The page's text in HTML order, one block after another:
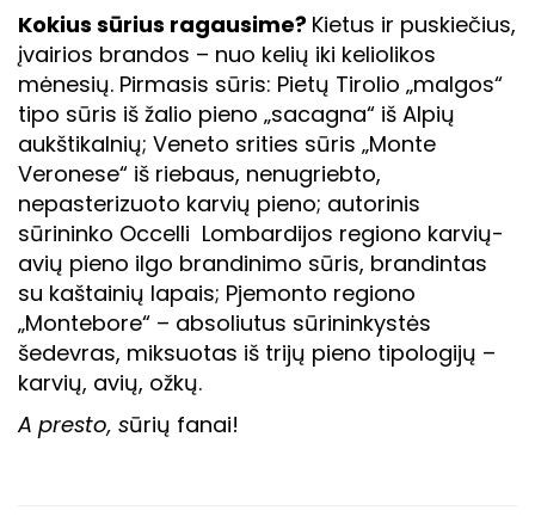
Kokius sūrius ragausime? Kietus ir puskiečius,
įvairios brandos – nuo kelių iki keliolikos
mėnesių. Pirmasis sūris: Pietų Tirolio „malgos“
tipo sūris iš žalio pieno „sacagna“ iš Alpių
aukštikalnių; Veneto srities sūris „Monte
Veronese“ iš riebaus, nenugriebto,
nepasterizuoto karvių pieno; autorinis
sūrininko Occelli Lombardijos regiono karvių-
avių pieno ilgo brandinimo sūris, brandintas
su kaštainių lapais; Pjemonto regiono
„Montebore“ – absoliutus sūrininkystės
šedevras, miksuotas iš trijų pieno tipologijų –
karvių, avių, ožkų.
A presto, sūrių fanai!